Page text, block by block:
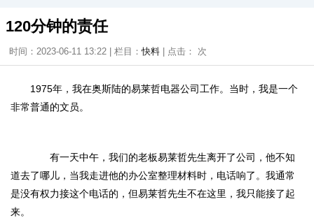
120分钟的责任
时间：2023-06-11 13:22 | 栏目：快料 | 点击： 次
1975年，我在奥斯陆的易莱哲电器公司工作。当时，我是一个
非常普通的文员。
有一天中午，我们的老板易莱哲先生离开了公司，他不知
道去了哪儿，当我走进他的办公室整理材料时，电话响了。我通常
是没有权力接这个电话的，但易莱哲先生不在这里，我只能接了起
来。